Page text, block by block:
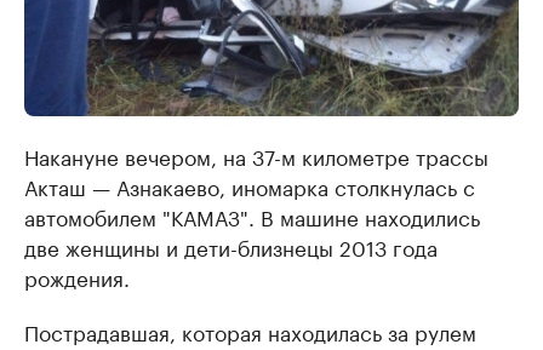
Накануне вечером, на 37-м километре трассы
Акташ — Азнакаево, иномарка столкнулась с
автомобилем "КАМАЗ". В машине находились
две женщины и дети-близнецы 2013 года
рождения.
Пострадавшая, которая находилась за рулем